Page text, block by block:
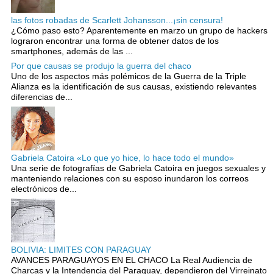
las fotos robadas de Scarlett Johansson...¡sin censura!
¿Cómo paso esto? Aparentemente en marzo un grupo de hackers
lograron encontrar una forma de obtener datos de los
smartphones, además de las ...
Por que causas se produjo la guerra del chaco
Uno de los aspectos más polémicos de la Guerra de la Triple
Alianza es la identificación de sus causas, existiendo relevantes
diferencias de...
Gabriela Catoira «Lo que yo hice, lo hace todo el mundo»
Una serie de fotografías de Gabriela Catoira en juegos sexuales y
manteniendo relaciones con su esposo inundaron los correos
electrónicos de...
BOLIVIA: LIMITES CON PARAGUAY
AVANCES PARAGUAYOS EN EL CHACO La Real Audiencia de
Charcas y la Intendencia del Paraguay, dependieron del Virreinato